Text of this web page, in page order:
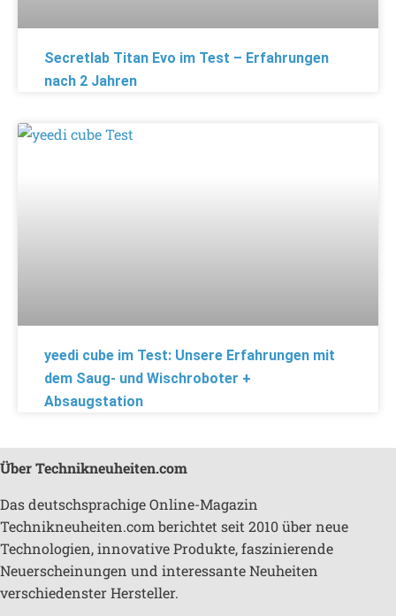
Secretlab Titan Evo im Test – Erfahrungen
nach 2 Jahren
yeedi cube im Test: Unsere Erfahrungen mit
dem Saug- und Wischroboter +
Absaugstation
Über Technikneuheiten.com
Das deutschsprachige Online-Magazin
Technikneuheiten.com berichtet seit 2010 über neue
Technologien, innovative Produkte, faszinierende
Neuerscheinungen und interessante Neuheiten
verschiedenster Hersteller.